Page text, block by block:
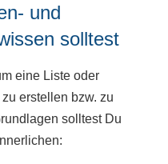
und
solltest
eine Liste oder
erstellen bzw. zu
solltest Du